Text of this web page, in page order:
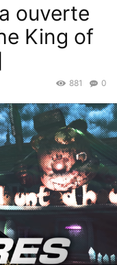
ouverte
King of
0
881